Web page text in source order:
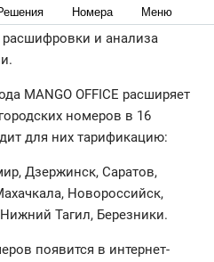
Номера Меню
свой бизнес к облачным
и анализа
MANGO OFFICE расширяет
номеров в 16
для них тарификацию:
Дзержинск, Саратов,
Новороссийск,
Тагил, Березники.
появится в интернет-